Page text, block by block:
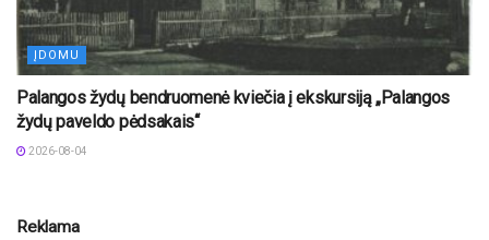
ĮDOMU
Palangos žydų bendruomenė kviečia į ekskursiją „Palangos
žydų paveldo pėdsakais“
2026-08-04
Reklama